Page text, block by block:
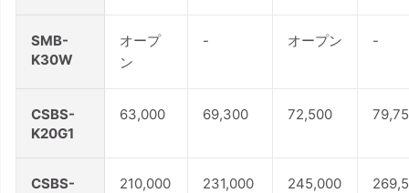
SMB-
K30W
オープ
ン
- オープン -
CSBS-
K20G1
63,000 69,300 72,500
CSBS-
210,000 231,000 245,000